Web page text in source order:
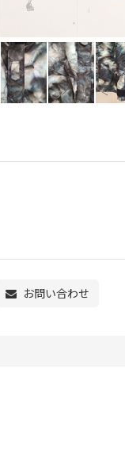
お問い合わせ